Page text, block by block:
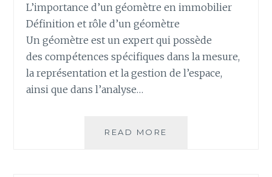
L’importance d’un géomètre en immobilier
Définition et rôle d’un géomètre
Un géomètre est un expert qui possède
des compétences spécifiques dans la mesure,
la représentation et la gestion de l’espace,
ainsi que dans l’analyse…
READ MORE